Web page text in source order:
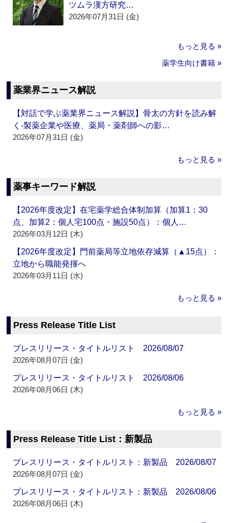
ツムラ漢方研究…
2026年07月31日 (金)
もっと見る »
薬学生向け書籍 »
薬業界ニュース解説
【対話で学ぶ薬業界ニュース解説】骨太の方針を読み解
く‐製薬企業や医療、薬局・薬剤師への影…
2026年07月31日 (金)
もっと見る »
薬事キーワード解説
【2026年度改定】在宅薬学総合体制加算（加算1：30
点、加算2：個人宅100点・施設50点）：個人…
2026年03月12日 (木)
【2026年度改定】門前薬局等立地依存減算（▲15点）：
立地から職能発揮へ
2026年03月11日 (水)
もっと見る »
Press Release Title List
プレスリリース・タイトルリスト 2026/08/07
2026年08月07日 (金)
プレスリリース・タイトルリスト 2026/08/06
2026年08月06日 (木)
もっと見る »
Press Release Title List：新製品
プレスリリース・タイトルリスト：新製品 2026/08/07
2026年08月07日 (金)
プレスリリース・タイトルリスト：新製品 2026/08/06
2026年08月06日 (木)